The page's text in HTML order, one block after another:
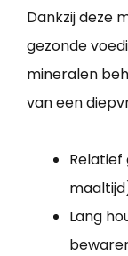
Dankzij deze
gezonde
mineralen
van een
Lang